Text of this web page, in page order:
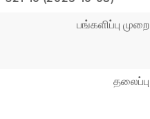
பங்களிப்பு முறை
தலைப்பு